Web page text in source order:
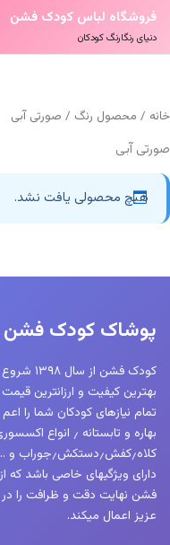
فروشگاه لباس کودک فشن
دنیای رنگارنگ کودکان
خانه / محصول رنگ / صورتی آبی
صورتی آبی
هیچ محصولی یافت نشد.
پوشاک کودک فشن
کودک
بهترین کیفیت و ارزانترین
بهاره و تابستانه ٫
دارای ویژگیهای خاصی باشد
فشن نهایت دقت و ظرافت را در
عزیز اعمال میکند.